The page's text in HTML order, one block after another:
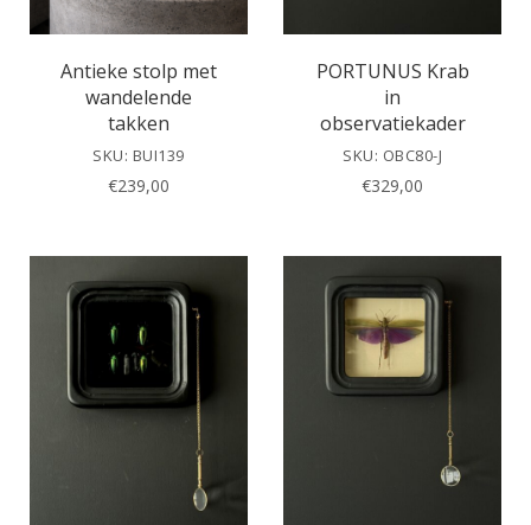
Antieke stolp met
wandelende
takken
SKU: BUI139
€239,00
PORTUNUS Krab
in
observatiekader
SKU: OBC80-J
€329,00